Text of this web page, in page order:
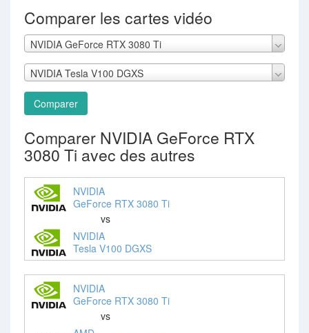
Comparer les cartes vidéo
NVIDIA GeForce RTX 3080 Ti
NVIDIA Tesla V100 DGXS
Comparer
Comparer NVIDIA GeForce RTX
3080 Ti avec des autres
NVIDIA
GeForce RTX 3080 Ti
vs
NVIDIA
Tesla V100 DGXS
NVIDIA
GeForce RTX 3080 Ti
vs